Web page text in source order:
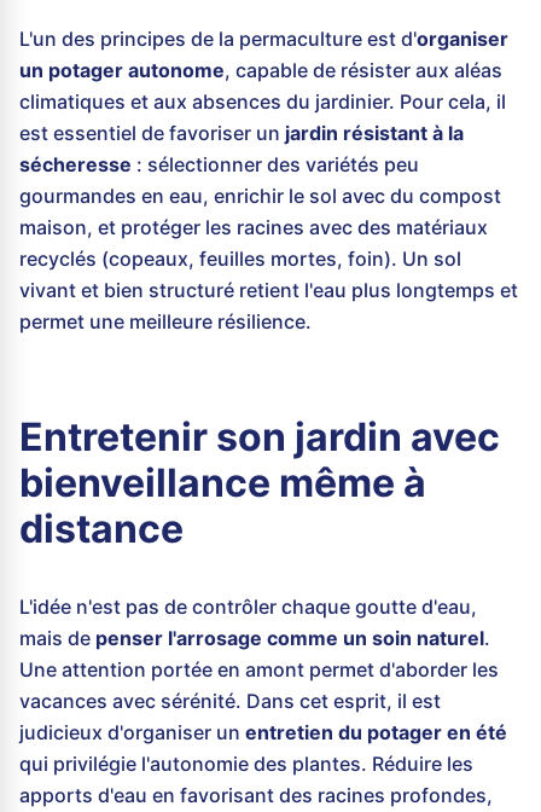
L'un des principes de la permaculture est d'organiser
un potager autonome, capable de résister aux aléas
climatiques et aux absences du jardinier. Pour cela, il
est essentiel de favoriser un jardin résistant à la
sécheresse : sélectionner des variétés peu
gourmandes en eau, enrichir le sol avec du compost
maison, et protéger les racines avec des matériaux
recyclés (copeaux, feuilles mortes, foin). Un sol
vivant et bien structuré retient l'eau plus longtemps et
permet une meilleure résilience.
Entretenir son jardin avec
bienveillance même à
distance
L'idée n'est pas de contrôler chaque goutte d'eau,
mais de penser l'arrosage comme un soin naturel.
Une attention portée en amont permet d'aborder les
vacances avec sérénité. Dans cet esprit, il est
judicieux d'organiser un entretien du potager en été
qui privilégie l'autonomie des plantes. Réduire les
apports d'eau en favorisant des racines profondes,